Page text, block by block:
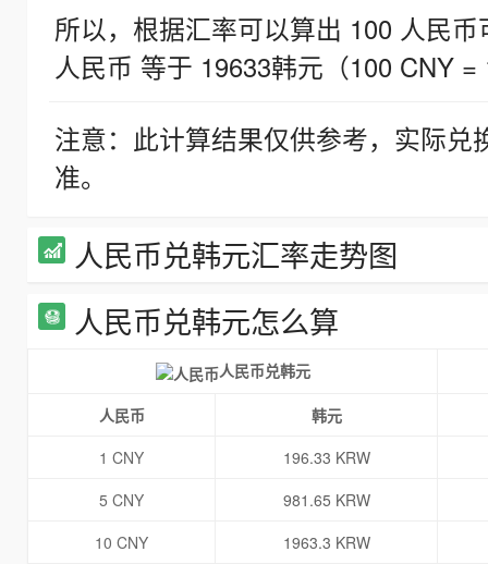
所以，根据汇率可以算出 100 人民
人民币 等于 19633韩元（100 CNY =
注意：此计算结果仅供参考，实际
准。
人民币兑韩元汇率走势图
人民币兑韩元怎么算
人民币兑韩元
人民币
韩元
1 CNY
196.33 KRW
5 CNY
981.65 KRW
10 CNY
1963.3 KRW